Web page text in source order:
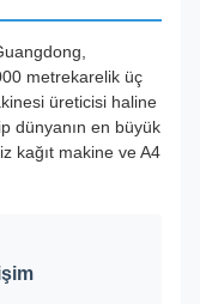
metrekarelik üç
üreticisi haline
dünyanın en büyük
kağıt makine ve A4